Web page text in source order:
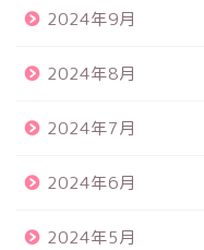
2024年9月
2024年8月
2024年7月
2024年6月
2024年5月